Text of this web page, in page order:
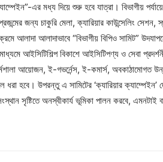
এর মধ্য দিয়ে শুরু হবে যাত্রা। বিভাগীয়
জন্য চাকুরি মেলা, ক্যারিয়ার কাউন্সেলিং
আলাদা আলাদাভাবে “বিভাগীয় বিপিও সামিট”
আইসিটিশিল্প বিকাশে আইসিটিপণ্য ও সেবা
আয়োজন, ই-গভর্নেন্স, ই-কমার্স, অবকাঠামোগত
ধরা হবে। উপরন্তু এ সামিটের ‘ক্যারিয়ার
সৃষ্টিতে অনস্বীকার্য ভূমিকা পালন করবে, এমনটাই